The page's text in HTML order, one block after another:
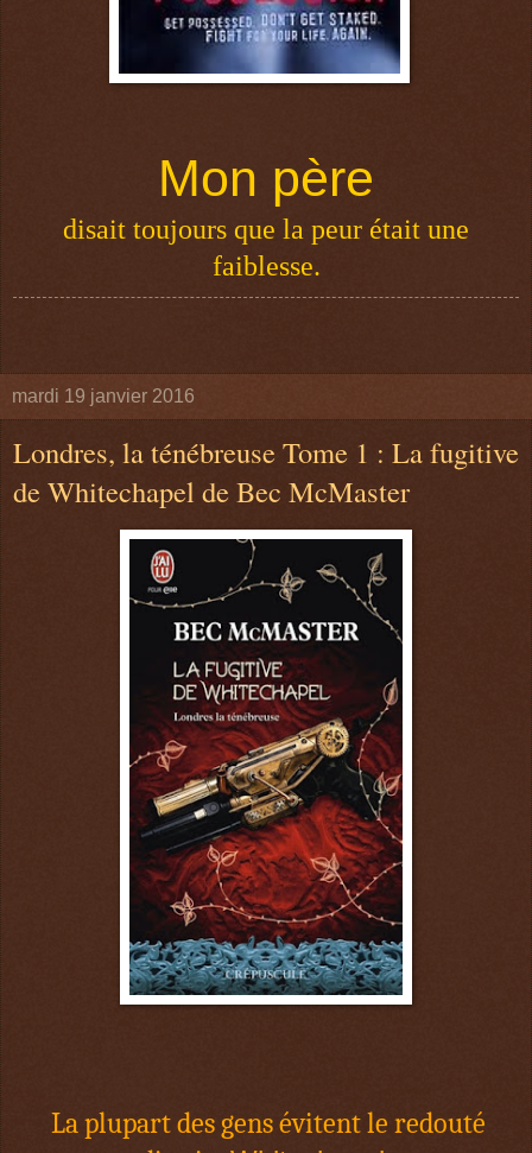
Mon père
disait toujours que la peur était une
faiblesse.
mardi 19 janvier 2016
Londres, la ténébreuse Tome 1 : La fugitive
de Whitechapel de Bec McMaster
La plupart des gens évitent le redouté